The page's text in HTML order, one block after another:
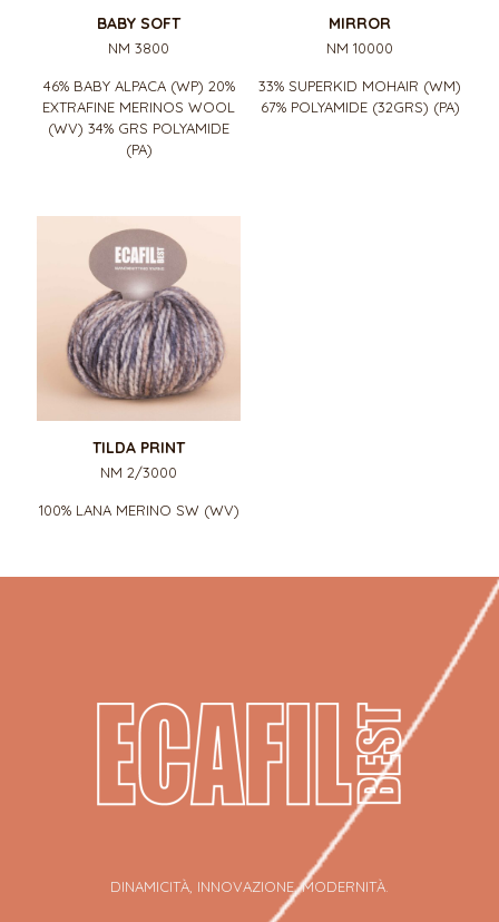
BABY SOFT
NM 3800
46% BABY ALPACA (WP) 20%
EXTRAFINE MERINOS WOOL
(WV) 34% GRS POLYAMIDE
(PA)
MIRROR
NM 10000
33% SUPERKID MOHAIR (WM)
67% POLYAMIDE (32GRS) (PA)
TILDA PRINT
NM 2/3000
100% LANA MERINO SW (WV)
DINAMICITÀ, INNOVAZIONE, MODERNITÀ.